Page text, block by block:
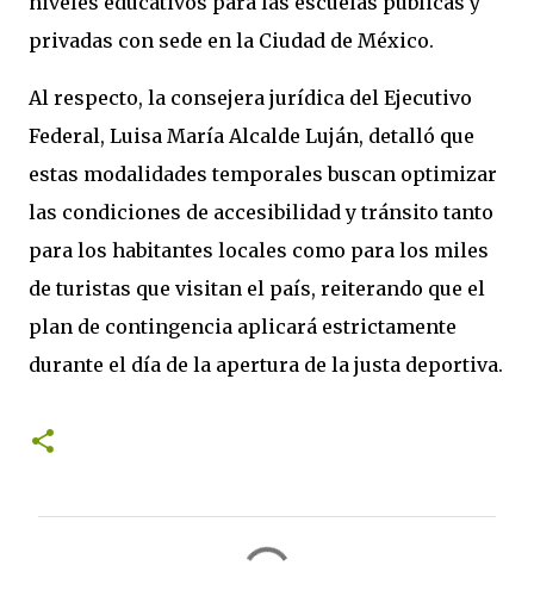
privadas con sede en la Ciudad de México.
Al respecto, la consejera jurídica del Ejecutivo
Federal, Luisa María Alcalde Luján, detalló que
estas modalidades temporales buscan optimizar
las condiciones de accesibilidad y tránsito tanto
para los habitantes locales como para los miles
de turistas que visitan el país, reiterando que el
plan de contingencia aplicará estrictamente
durante el día de la apertura de la justa deportiva.